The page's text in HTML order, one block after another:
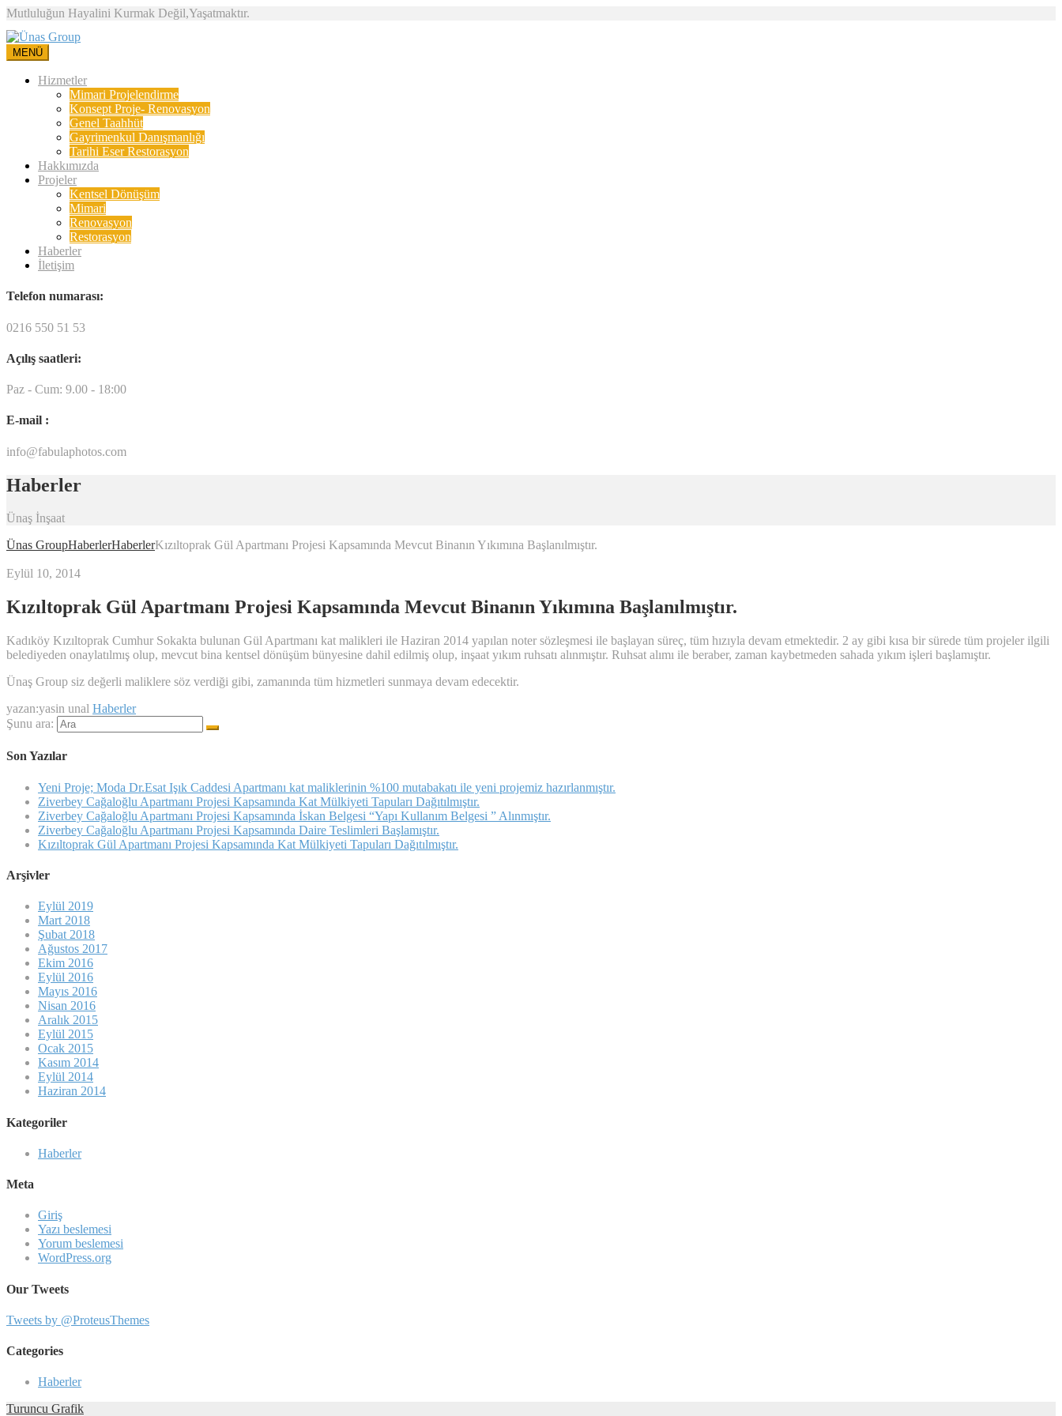
Mutluluğun Hayalini Kurmak Değil,Yaşatmaktır.
MENÜ
Hizmetler
Mimari Projelendirme
Konsept Proje- Renovasyon
Genel Taahhüt
Gayrimenkul Danışmanlığı
Tarihi Eser Restorasyon
Hakkımızda
Projeler
Kentsel Dönüşüm
Mimari
Renovasyon
Restorasyon
Haberler
İletişim
Telefon numarası:
0216 550 51 53
Açılış saatleri:
Paz - Cum: 9.00 - 18:00
E-mail :
info@fabulaphotos.com
Haberler
Ünaş İnşaat
Ünas GroupHaberlerHaberlerKızıltoprak Gül Apartmanı Projesi Kapsamında Mevcut Binanın Yıkımına Başlanılmıştır.
Eylül 10, 2014
Kızıltoprak Gül Apartmanı Projesi Kapsamında Mevcut Binanın Yıkımına Başlanılmıştır.
Kadıköy Kızıltoprak Cumhur Sokakta bulunan Gül Apartmanı kat malikleri ile Haziran 2014 yapılan noter sözleşmesi ile başlayan süreç, tüm hızıyla devam etmektedir. 2 ay gibi kısa bir sürede tüm projeler ilgili
belediyeden onaylatılmış olup, mevcut bina kentsel dönüşüm bünyesine dahil edilmiş olup, inşaat yıkım ruhsatı alınmıştır. Ruhsat alımı ile beraber, zaman kaybetmeden sahada yıkım işleri başlamıştır.
Ünaş Group siz değerli maliklere söz verdiği gibi, zamanında tüm hizmetleri sunmaya devam edecektir.
yazan:yasin unal Haberler
Şunu ara:
Son Yazılar
Yeni Proje; Moda Dr.Esat Işık Caddesi Apartmanı kat maliklerinin %100 mutabakatı ile yeni projemiz hazırlanmıştır.
Ziverbey Cağaloğlu Apartmanı Projesi Kapsamında Kat Mülkiyeti Tapuları Dağıtılmıştır.
Ziverbey Cağaloğlu Apartmanı Projesi Kapsamında İskan Belgesi “Yapı Kullanım Belgesi ” Alınmıştır.
Ziverbey Cağaloğlu Apartmanı Projesi Kapsamında Daire Teslimleri Başlamıştır.
Kızıltoprak Gül Apartmanı Projesi Kapsamında Kat Mülkiyeti Tapuları Dağıtılmıştır.
Arşivler
Eylül 2019
Mart 2018
Şubat 2018
Ağustos 2017
Ekim 2016
Eylül 2016
Mayıs 2016
Nisan 2016
Aralık 2015
Eylül 2015
Ocak 2015
Kasım 2014
Eylül 2014
Haziran 2014
Kategoriler
Haberler
Meta
Giriş
Yazı beslemesi
Yorum beslemesi
WordPress.org
Our Tweets
Tweets by @ProteusThemes
Categories
Haberler
Turuncu Grafik